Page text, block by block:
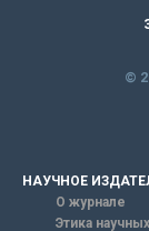
©
НАУЧНОЕ
О журнале
Этика